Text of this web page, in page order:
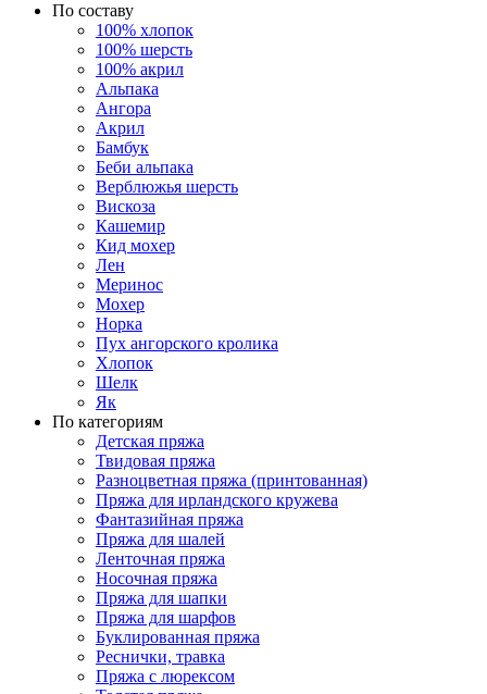
По составу
100% хлопок
100% шерсть
100% акрил
Альпака
Ангора
Акрил
Бамбук
Беби альпака
Верблюжья шерсть
Вискоза
Кашемир
Кид мохер
Лен
Меринос
Мохер
Норка
Пух ангорского кролика
Хлопок
Шелк
Як
По категориям
Детская пряжа
Твидовая пряжа
Разноцветная пряжа (принтованная)
Пряжа для ирландского кружева
Фантазийная пряжа
Пряжа для шалей
Ленточная пряжа
Носочная пряжа
Пряжа для шапки
Пряжа для шарфов
Буклированная пряжа
Реснички, травка
Пряжа с люрексом